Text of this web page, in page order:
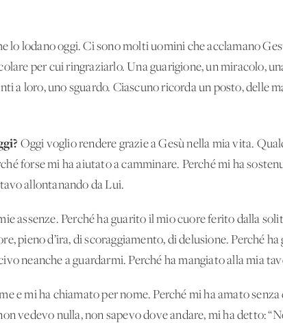
lo lodano oggi. Ci sono molti uomini che acclamano
per cui ringraziarlo. Una guarigione, un miracolo,
a loro, uno sguardo. Ciascuno ricorda un posto, delle
Oggi voglio rendere grazie a Gesù nella mia vita.
forse mi ha aiutato a camminare. Perché mi ha
allontanando da Lui.
assenze. Perché ha guarito il mio cuore ferito dalla
pieno d’ira, di scoraggiamento, di delusione. Perché
neanche a guardarmi. Perché ha mangiato alla mia
e mi ha chiamato per nome. Perché mi ha amato
vedevo nulla, non sapevo dove andare, mi ha detto: